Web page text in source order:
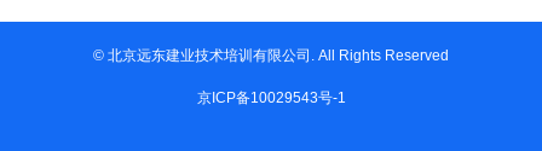
© 北京远东建业技术培训有限公司. All Rights Reserved
京ICP备10029543号-1